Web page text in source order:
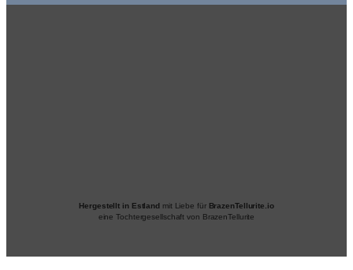
Hergestellt in Estland mit Liebe für BrazenTellurite.io
eine Tochtergesellschaft von BrazenTellurite